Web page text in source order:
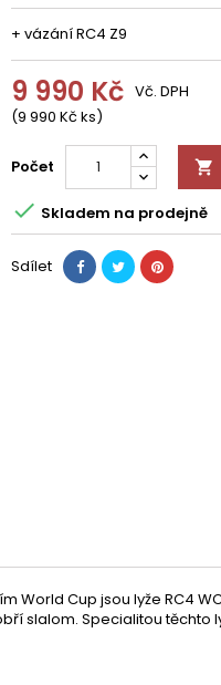
+ vázání RC4 Z9
9 990 Kč
(9 990 Kč ks)
Vč. DPH
Počet 
 Skladem na prodejně
Sdílet
Cup jsou lyže RC4
slalom. Specialitou těchto